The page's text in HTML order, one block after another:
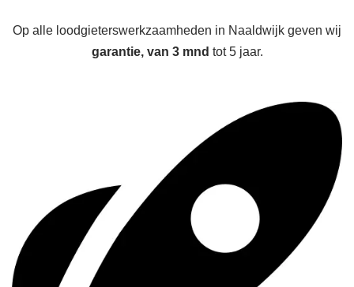
Op alle loodgieterswerkzaamheden in Naaldwijk geven wij
garantie, van 3 mnd tot 5 jaar.